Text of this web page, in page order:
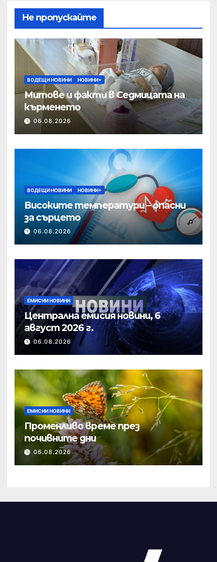
Не пропускайте
ВОДЕЩИ НОВИНИ НОВИНИ+
Митове и факти в Седмицата на
кърменето
06.08.2026
ВОДЕЩИ НОВИНИ НОВИНИ+
Високите температури – опасни
за сърцето
06.08.2026
ЕМИСИИ НОВИНИ
Централна емисия новини, 6
август 2026 г.
06.08.2026
ЕМИСИИ НОВИНИ
Променливо време през
почивните дни
06.08.2026